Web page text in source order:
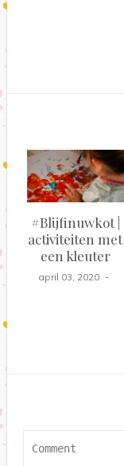
#Blijfinuwkot |
activiteiten met
een kleuter
april 03, 2020